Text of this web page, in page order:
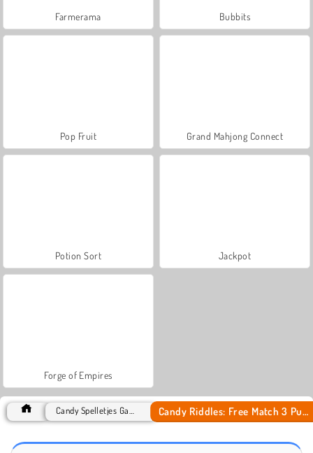
Farmerama Bubbits
Pop Fruit Grand Mahjong Connect
Potion Sort Jackpot
Forge of Empires